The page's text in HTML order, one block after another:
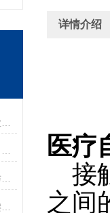
动态接触角测量：前进角、后退角与滚动角分析
如何选择合适的接触角测定仪：关键参数与配置解读
详情介绍
医疗
接
之间